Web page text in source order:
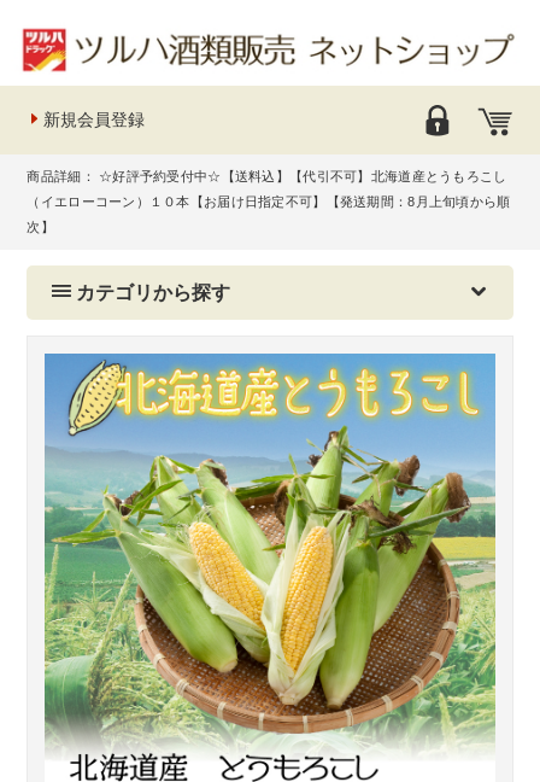
新規会員登録
商品詳細： ☆好評予約受付中☆【送料込】【代引不可】北海道産とうもろこし
（イエローコーン）１０本【お届け日指定不可】【発送期間：8月上旬頃から順
次】
カテゴリから探す